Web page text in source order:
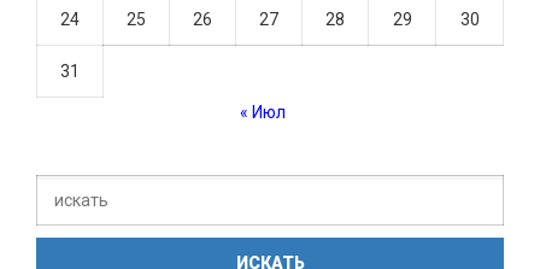
24 25 26 27 28 29 30
31
« Июл